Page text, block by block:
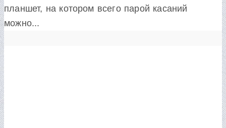
планшет, на котором всего парой касаний
можно...